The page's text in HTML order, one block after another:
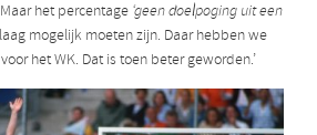
het percentage ‘geen doelpoging uit een
laag mogelijk moeten zijn. Daar hebben we
het WK. Dat is toen beter geworden.’